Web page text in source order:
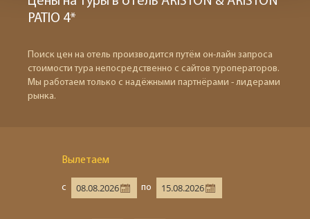
PATIO 4*
Поиск цен на отель производится путём он-лайн запроса
стоимости тура непосредственно с сайтов туроператоров.
Мы работаем только с надёжными партнёрами - лидерами
рынка.
Вылетаем
с по